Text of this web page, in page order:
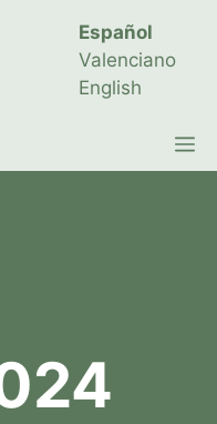
Español
Valenciano
English